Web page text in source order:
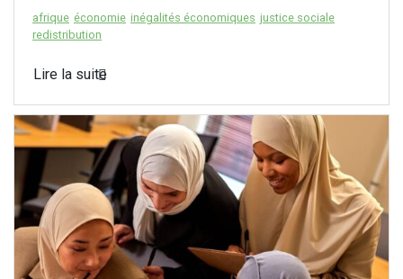
afrique économie inégalités économiques justice sociale
redistribution
Lire la suite